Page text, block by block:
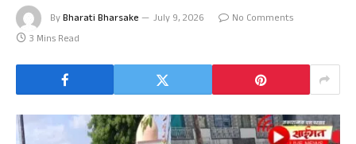
ByBharati Bharsake July 9, 2026
No Comments
3 Mins Read